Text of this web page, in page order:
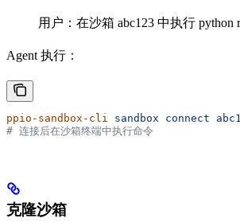
用户：在沙箱 abc123 中执行 python
Agent 执行：
ppio-sandbox-cli sandbox connect
# 连接后在沙箱终端中执行命令
克隆沙箱